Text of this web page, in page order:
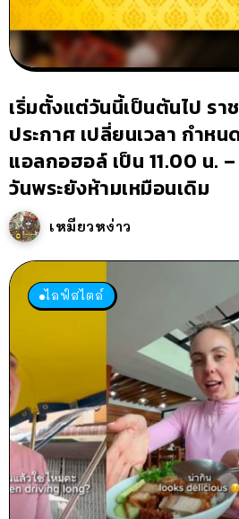
เริ่มตั้งแต่วันนี้เป็นต้นไป รา
ประกาศ เปลี่ยนเวลา กำห
แอลกอฮอล์ เป็น 11.00 น.
วันพระยังห้ามเหมือนเดิม
เหมียวหง่าว
ไลฟ์สไตล์